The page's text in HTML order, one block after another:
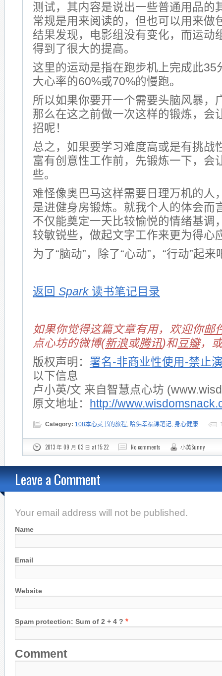
测试，其内容是说出一些普通用品的
常规是用来阅读的，但也可以用来做
结果发现，电影组没有变化，而运动
得到了很大的提高。
这里的运动是指在跑步机上完成此35
大心率的60%或70%的慢跑。
所以如果你要开一个需要头脑风暴，
那么在这之前做一次这样的锻炼，会
招呢！
总之，如果要学习难度高或是有挑战
富有创意性工作前，先锻炼一下，会
些。
难怪像奥巴马这样需要日理万机的人
是进健身房锻炼。就我个人的体会而
不仅能奠定一天比较愉悦的情绪基调
较敏锐些，做起文字工作来更为得心
为了“脑动”，除了“心动”，“行动”起来
返回 Spark 读书笔记目录
如果你觉得这篇文章有用，欢迎你邮
点心坊的微博(新浪或腾讯)和豆瓣，
版权声明： 署名-非商业性使用-禁止
以下信息
卢小英/文 来自智慧点心坊
原文地址：
http://
Category: 108本心灵书的旅程, 哈佛幸福课笔记, 身心健康
2013 年 09 月 03 日 at 15:22 No comments 小英Sunny
Leave a Comment
Your email address will not be published.
Name
Email
Website
Spam protection: Sum of 2 + 4 ? *
Comment